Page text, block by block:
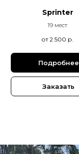
Sprinter
19 мест
от 2 500 р.
Подробнее
Заказать